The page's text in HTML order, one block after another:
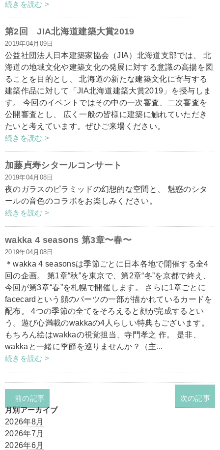
続きを読む >
第2回 JIA北海道建築大賞2019
2019年04月09日
公益社団法人日本建築家協会（JIA）北海道支部では、 北
海道の地域文化や建築文化の発展に対する意識の高揚を図
ることを目的とし、 北海道の新たな建築文化に寄与する
建築作品に対して「JIA北海道建築大賞2019」を授与しま
す。 今回のイベントではその中の一次審査、二次審査を
公開審査とし、 広く一般の皆様に建築に触れていただき
たいと考えています。ぜひご来場ください。
続きを読む >
加藤貞寿シタールコンサート
2019年04月08日
夜のガラスのピラミッドの幻想的な空間と、 魅惑のシタ
ールの音色のコラボをお楽しみください。
続きを読む >
wakka 4 seasons 第3章〜春〜
2019年04月08日
＊wakka 4 seasonsは季節ごとに日本各地で開催する全4
回の企画。 第1章“秋”を東京で、第2章“冬”を京都で終え、
今回が第3章“春”を札幌で開催します。 さらに1章ごとに
facecardという顔のパーツの一部が描かれているカードを
配布。 4つの季節の全てをそろえると顔が完成するとい
う。遊び心満載のwakkaの4人らしい特典もございます。
もちろん絵はwakkaの視覚担当、寺門孝之 作。 是非、
wakkaと一緒に季節を巡りませんか？（主...
続きを読む >
前の記事
次の記事
月別アーカイブ
2026年8月
2026年7月
2026年6月